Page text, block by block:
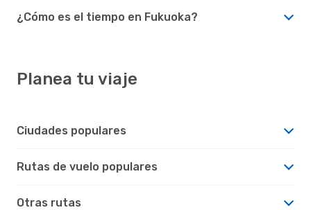
¿Cómo es el tiempo en Fukuoka?
Planea tu viaje
Ciudades populares
Rutas de vuelo populares
Otras rutas